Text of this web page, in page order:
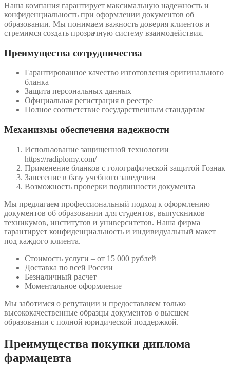
Наша компания гарантирует максимальную надежность и
конфиденциальность при оформлении документов об
образовании. Мы понимаем важность доверия клиентов и
стремимся создать прозрачную систему взаимодействия.
Преимущества сотрудничества
Гарантированное качество изготовления оригинального
бланка
Защита персональных данных
Официальная регистрация в реестре
Полное соответствие государственным стандартам
Механизмы обеспечения надежности
Использование защищенной технологии
https://radiplomy.com/
Применение бланков с голографической защитой Гознак
Занесение в базу учебного заведения
Возможность проверки подлинности документа
Мы предлагаем профессиональный подход к оформлению
документов об образовании для студентов, выпускников
техникумов, институтов и университетов. Наша фирма
гарантирует конфиденциальность и индивидуальный макет
под каждого клиента.
Стоимость услуги – от 15 000 рублей
Доставка по всей России
Безналичный расчет
Моментальное оформление
Мы заботимся о репутации и предоставляем только
высококачественные образцы документов о высшем
образовании с полной юридической поддержкой.
Преимущества покупки диплома
фармацевта